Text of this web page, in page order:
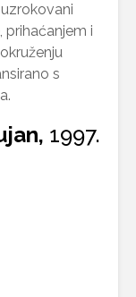
prihaćanjem i
s
1997.